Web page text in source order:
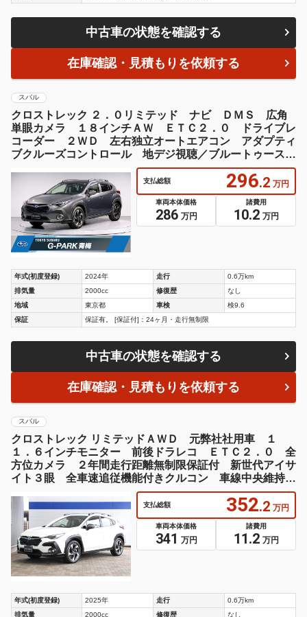
中古車の状態を確認する
在庫確認・見積もりを依頼する
スバル
クロストレック ２．０リミテッド ナビ ＤＭＳ 広角
単眼カメラ １８インチＡＷ ＥＴＣ２．０ ドライブレ
コーダー ２ＷＤ 左右独立オートエアコン アダプティ
ブクルーズコントロール 地デジ視聴／ブルートゥース接
続対応 広角単眼カメラ ドライバーモニタリングシステ
支払総額 296.2 万円
車両本体価格
286 万円
諸費用
10.2 万円
年式(初度登録) 2024年 走行
0.6万km
排気量
2000cc 修復歴
なし
地域
東京都 車検
検9.6
保証
保証有。 [保証付]：24ヶ月・走行無制限
中古車の状態を確認する
在庫確認・見積もりを依頼する
スバル
クロストレック リミテッドＡＷＤ 元弊社社用車 １
１．６インチモニター 前後ドラレコ ＥＴＣ２．０ 全
方位カメラ ２年間走行距離無制限保証付 新世代アイサ
イト３眼 全車速追従機能付きクルコン 車線中央維持機
能 衝突被害＆後退時被害軽減ブレーキ 後側方警戒＆停
止保持システム
支払総額 352.2 万円
車両本体価格
341 万円
諸費用
11.2 万円
年式(初度登録) 2025年 走行
0.6万km
排気量
2000cc 修復歴 なし